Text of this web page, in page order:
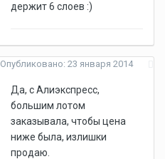
держит 6 слоев :)
Опубликовано: 23 января 2014
Да, с Алиэкспресс,
большим лотом
заказывала, чтобы цена
ниже была, излишки
продаю.